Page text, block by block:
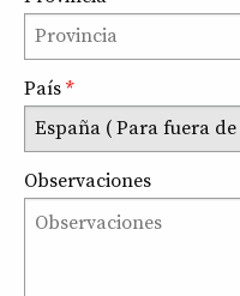
País *
Observaciones